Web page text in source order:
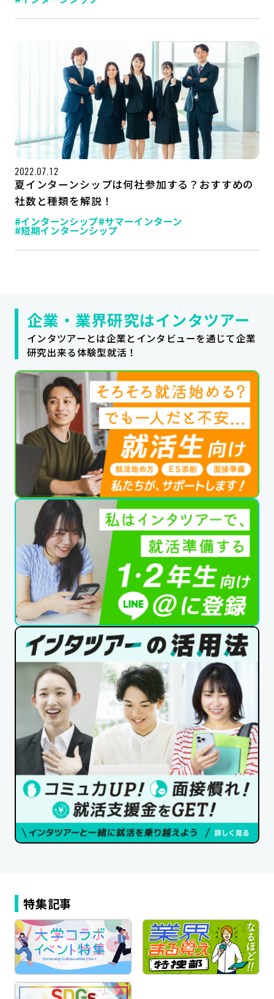
2022.07.12
夏インターンシップは何社参加する？おすすめの
社数と種類を解説！
#インターンシップ#サマーインターン
#短期インターンシップ
企業・業界研究はインタツアー
インタツアーとは企業とインタビューを通じて企業
研究出来る体験型就活！
特集記事